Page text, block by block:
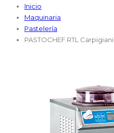
Inicio
Maquinaria
Pastelería
PASTOCHEF RTL Carpigiani